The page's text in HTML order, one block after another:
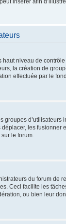
insérer afin
niveau de
la création de
effectuée par le
groupes
les
le forum.
du forum
Ceci facilite les
ou bien leur